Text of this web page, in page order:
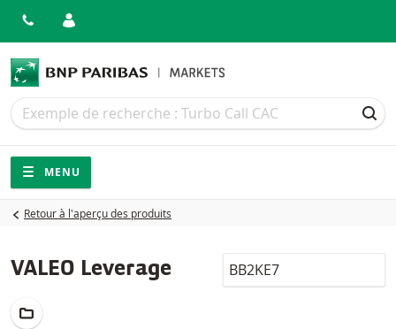
Recherche
Recherche
Navigation
Navigation sur le site
MENU
Retour à l'aperçu des produits
VALEO Leverage LocalCode